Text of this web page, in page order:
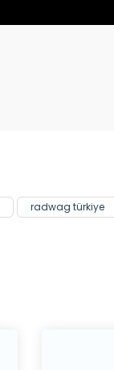
radwag türkiye